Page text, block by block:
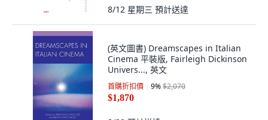
8/12 星期三 預計送達
(英文圖書) Dreamscapes in Italian
Cinema 平裝版, Fairleigh Dickinson
Univers..., 英文
首購折扣價 9%$2,070
$1,870